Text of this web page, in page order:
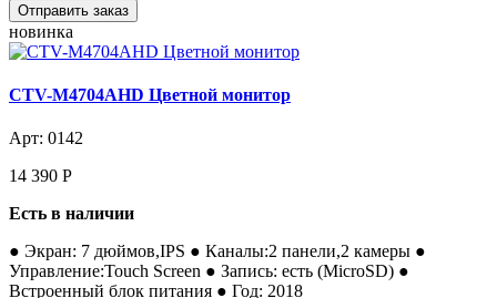
новинка
CTV-M4704AHD Цветной монитор
Арт: 0142
14 390 Р
Есть в наличии
● Экран: 7 дюймов,IPS ● Каналы:2 панели,2 камеры ●
Управление:Touch Screen ● Запись: есть (MicroSD) ●
Встроенный блок питания ● Год: 2018